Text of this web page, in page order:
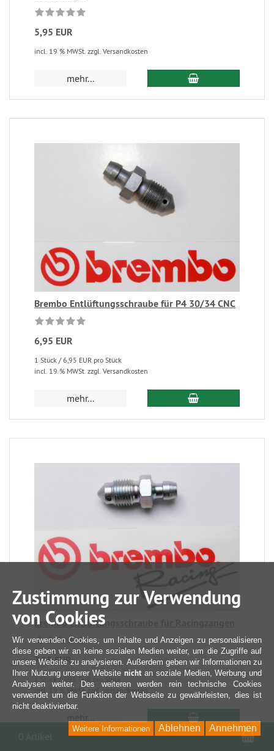
5,95 EUR
incl. 19 % MWSt. zzgl. Versandkosten
mehr...
Brembo Entlüftungsschraube für P4 30/34 CNC
6,95 EUR
1 Stück / 6,95 EUR pro Stück
incl. 19 % MWSt. zzgl. Versandkosten
mehr...
Brembo Entlüftungsschraube für Racingzangen
7,95 EUR
1 Stück / 7,95 EUR pro Stück
incl. 19 % MWSt. zzgl. Versandkosten
Zustimmung zur Verwendung
von Cookies
Wir verwenden Cookies, um Inhalte und Anzeigen zu personalisieren
diese geben wir an keine sozialen Medien weiter, um die Zugriffe auf
unsere Website zu analysieren. Außerdem geben wir Informationen zu
Ihrer Nutzung unserer Website nichtan soziale Medien, Werbung und
Analysen weiter. Des weiteren werden rein technische Cookies
verwendet um die Funktion der Webseite zu gewährleisten, dies ist
nicht deaktivierbar.
Annehmen
Ablehnen
Weitere Informationen